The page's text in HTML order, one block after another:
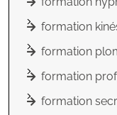
formation
formation
formation
formation